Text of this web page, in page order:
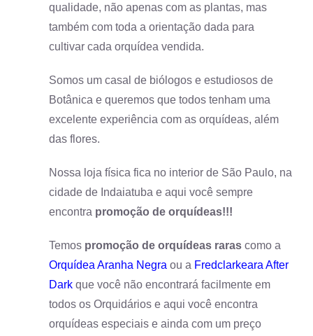
qualidade, não apenas com as plantas, mas
também com toda a orientação dada para
cultivar cada orquídea vendida.
Somos um casal de biólogos e estudiosos de
Botânica e queremos que todos tenham uma
excelente experiência com as orquídeas, além
das flores.
Nossa loja física fica no interior de São Paulo, na
cidade de Indaiatuba e aqui você sempre
encontra promoção de orquídeas!!!
Temos promoção de orquídeas raras como a
Orquídea Aranha Negra ou a Fredclarkeara After
Dark que você não encontrará facilmente em
todos os Orquidários e aqui você encontra
orquídeas especiais e ainda com um preço